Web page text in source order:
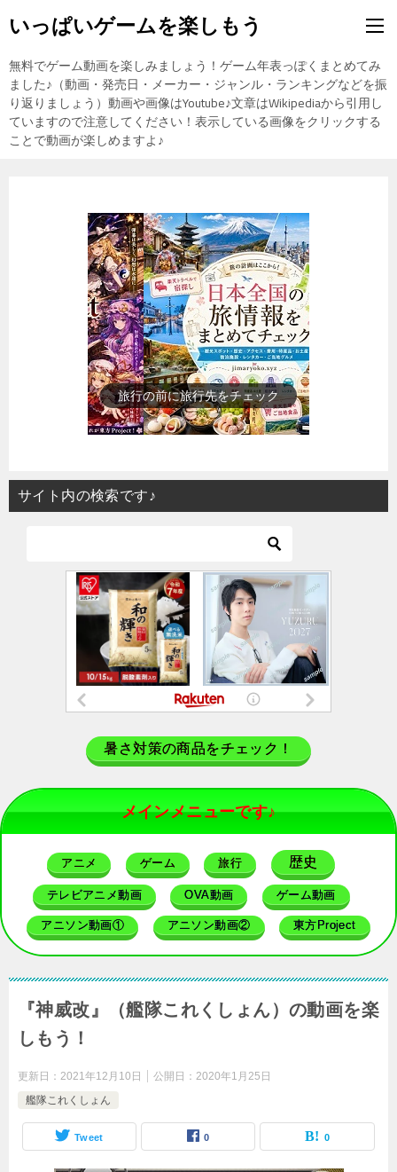
いっぱいゲームを楽しもう
無料でゲーム動画を楽しみましょう！ゲーム年表っぽくまとめてみ
ました♪（動画・発売日・メーカー・ジャンル・ランキングなどを振
り返りましょう）動画や画像はYoutube♪文章はWikipediaから引用し
ていますので注意してください！表示している画像をクリックする
ことで動画が楽しめますよ♪
旅行の前に旅行先をチェック
サイト内の検索です♪
暑さ対策の商品をチェック！
メインメニューです♪
アニメ ゲーム 旅行 歴史
テレビアニメ動画 OVA動画 ゲーム動画
アニソン動画① アニソン動画② 東方Project
『神威改』（艦隊これくしょん）の動画を楽
しもう！
更新日： 2021年12月10日 公開日： 2020年1月25日
艦隊これくしょん
Tweet 0 0